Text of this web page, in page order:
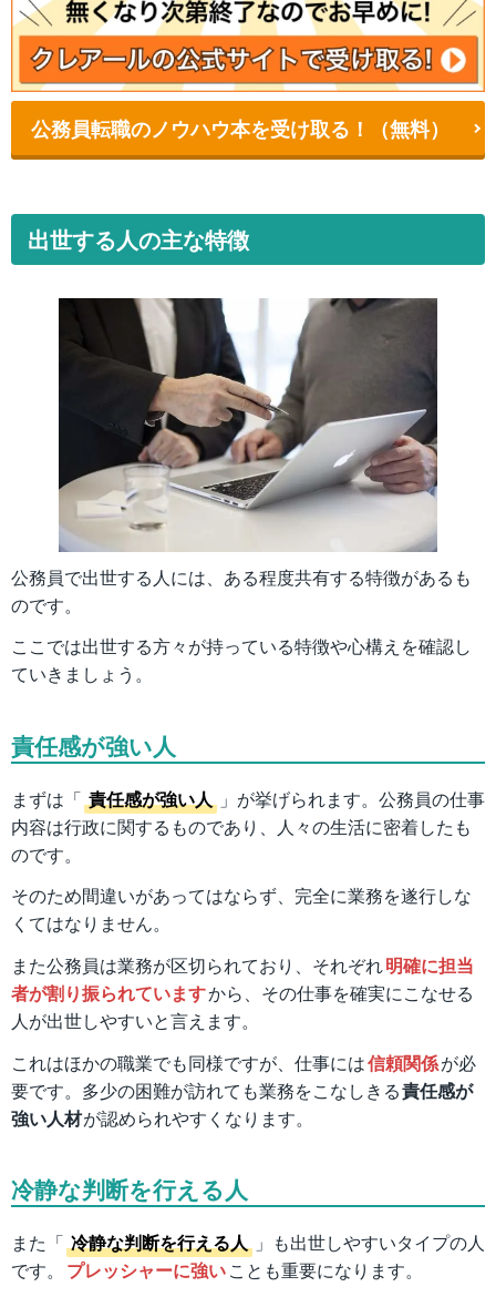
公務員転職のノウハウ本を受け取る！（無料）
出世する人の主な特徴
公務員で出世する人には、ある程度共有する特徴があるも
のです。
ここでは出世する方々が持っている特徴や心構えを確認し
ていきましょう。
責任感が強い人
まずは「 責任感が強い人 」が挙げられます。公務員の仕事
内容は行政に関するものであり、人々の生活に密着したも
のです。
そのため間違いがあってはならず、完全に業務を遂行しな
くてはなりません。
また公務員は業務が区切られており、それぞれ明確に担当
者が割り振られていますから、その仕事を確実にこなせる
人が出世しやすいと言えます。
これはほかの職業でも同様ですが、仕事には信頼関係が必
要です。多少の困難が訪れても業務をこなしきる責任感が
強い人材が認められやすくなります。
冷静な判断を行える人
また「 冷静な判断を行える人 」も出世しやすいタイプの人
です。
プレッシャーに強いことも重要になります。